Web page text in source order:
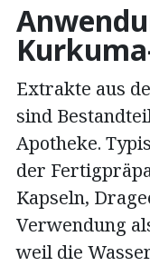
Extrakte aus
sind
Apotheke.
der
Kapseln,
Verwendung
weil die